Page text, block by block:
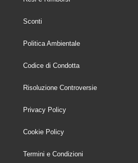
Sconti
Politica Ambientale
Codice di Condotta
Risoluzione Controversie
Privacy Policy
Cookie Policy
Termini e Condizioni